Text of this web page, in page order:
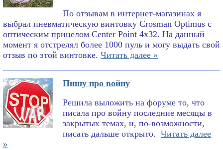
По отзывам в интернет-магазинах я
выбрал пневматическую винтовку Crosman Optimus с
оптическим прицелом Center Point 4x32. На данный
момент я отстрелял более 1000 пуль и могу выдать свой
отзыв по этой винтовке. Читать далее »
Пишу про войну
Решила выложить на форуме то, что
писала про войну последние месяцы в
закрытых темах, и, по-возможности,
писать дальше открыто. Читать далее
»